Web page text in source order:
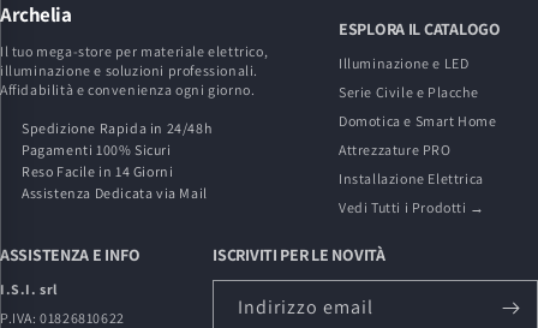
Archelia
Il tuo mega-store per materiale elettrico,
illuminazione e soluzioni professionali.
Affidabilità e convenienza ogni giorno.
Spedizione Rapida in 24/48h
Pagamenti 100% Sicuri
Reso Facile in 14 Giorni
Assistenza Dedicata via Mail
ESPLORA IL CATALOGO
Illuminazione e LED
Serie Civile e Placche
Domotica e Smart Home
Attrezzature PRO
Installazione Elettrica
Vedi Tutti i Prodotti →
ASSISTENZA E INFO
I.S.I. srl
P.IVA: 01826810622
ISCRIVITI PER LE NOVITÀ
Indirizzo email